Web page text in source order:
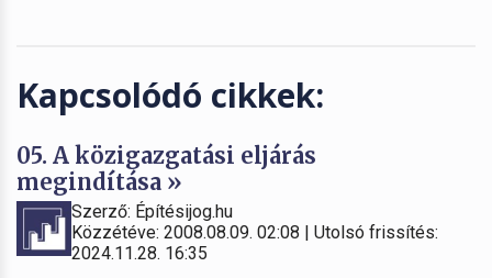
Kapcsolódó cikkek:
05. A közigazgatási eljárás
megindítása »
Szerző: Építésijog.hu
Közzétéve: 2008.08.09. 02:08 | Utolsó frissítés:
2024.11.28. 16:35